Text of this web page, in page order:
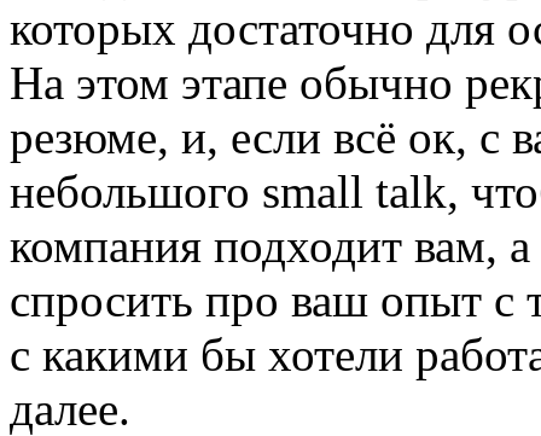
которых достаточно для
На этом этапе обычно
резюме, и, если всё ок, с
небольшого small talk,
компания подходит вам,
спросить про ваш опыт
с какими бы хотели
далее.